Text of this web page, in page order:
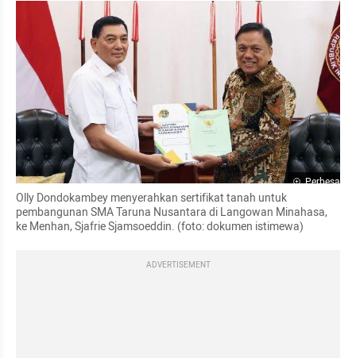
Perbesar
Olly Dondokambey menyerahkan sertifikat tanah untuk
pembangunan SMA Taruna Nusantara di Langowan Minahasa,
ke Menhan, Sjafrie Sjamsoeddin. (foto: dokumen istimewa)
ADVERTISEMENT